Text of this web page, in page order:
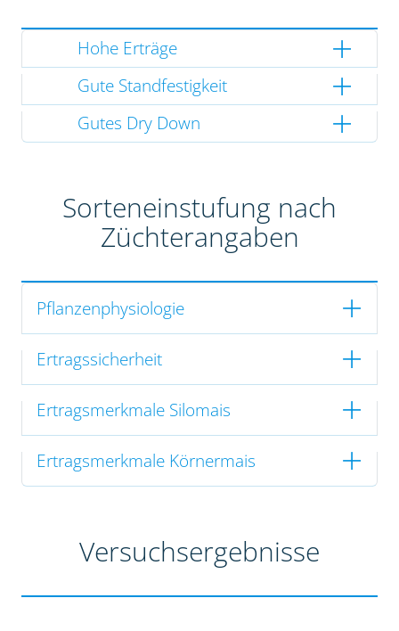
Hohe Erträge
Gute Standfestigkeit
Gutes Dry Down
Sorteneinstufung nach
Züchterangaben
Pflanzenphysiologie
Ertragssicherheit
Ertragsmerkmale Silomais
Ertragsmerkmale Körnermais
Versuchsergebnisse